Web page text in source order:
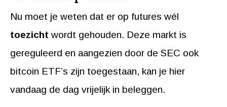
Nu moet je weten dat er op futures wél
toezicht wordt gehouden. Deze markt is
gereguleerd en aangezien door de SEC ook
bitcoin ETF’s zijn toegestaan, kan je hier
vandaag de dag vrijelijk in beleggen.